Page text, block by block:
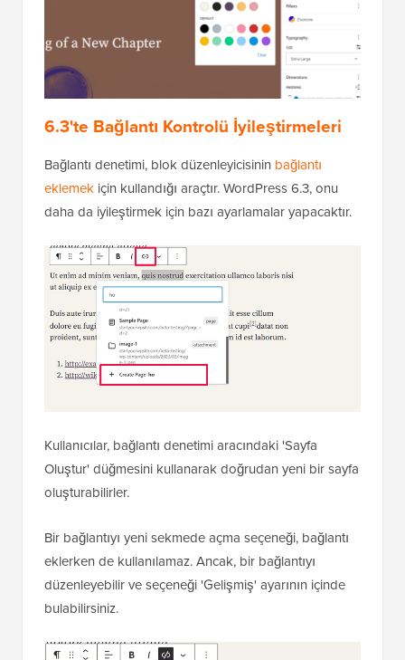
6.3'te Bağlantı Kontrolü İyileştirmeleri
Bağlantı denetimi, blok düzenleyicisinin bağlantı
eklemek için kullandığı araçtır. WordPress 6.3, onu
daha da iyileştirmek için bazı ayarlamalar yapacaktır.
Kullanıcılar, bağlantı denetimi aracındaki 'Sayfa
Oluştur' düğmesini kullanarak doğrudan yeni bir sayfa
oluşturabilirler.
Bir bağlantıyı yeni sekmede açma seçeneği, bağlantı
eklerken de kullanılamaz. Ancak, bir bağlantıyı
düzenleyebilir ve seçeneği 'Gelişmiş' ayarının içinde
bulabilirsiniz.